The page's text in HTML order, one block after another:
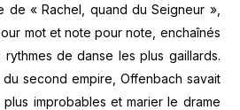
de « Rachel, quand du Seigneur »,
mot et note pour note, enchaînés
de danse les plus gaillards.
second empire, Offenbach savait
improbables et marier le drame